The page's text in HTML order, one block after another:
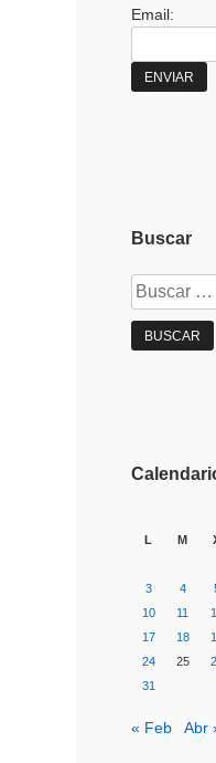
Email:
Buscar
Buscar:
L
M
3
4
10
11
17
18
24
25
31
« Feb Abr